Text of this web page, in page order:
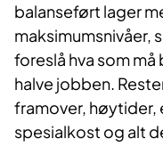
balanseført lager
maksimumsnivåer,
foreslå hva som
halve jobben.
framover, høytider,
spesialkost og alt